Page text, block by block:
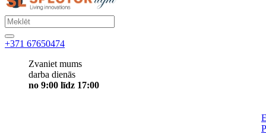
+371 67650474
Zvaniet mums
darba dienās
no 9:00 līdz 17:00